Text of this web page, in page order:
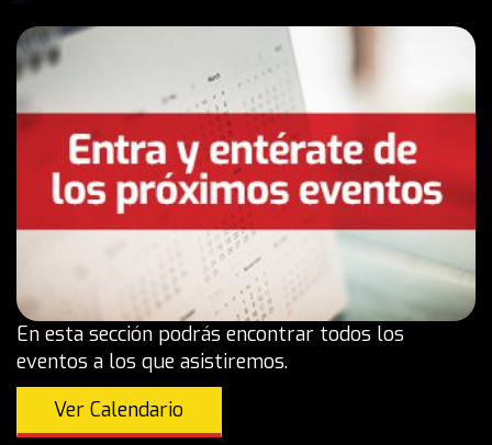
En esta sección podrás encontrar todos los
eventos a los que asistiremos.
Ver Calendario